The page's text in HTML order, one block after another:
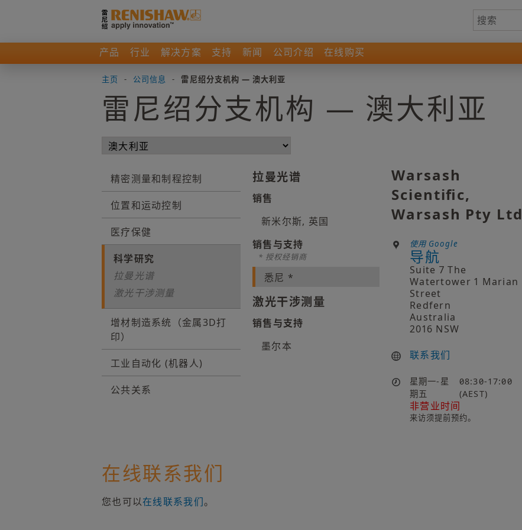
产品 行业 解决方案 支持 新闻 公司介绍 在线购买
主页 - 公司信息 - 雷尼绍分支机构 — 澳大利亚
雷尼绍分支机构 — 澳大利亚
精密测量和制程控制
位置和运动控制
医疗保健
科学研究
拉曼光谱
激光干涉测量
增材制造系统（金属3D打
印）
工业自动化 (机器人)
公共关系
拉曼光谱
销售
新米尔斯, 英国
销售与支持
* 授权经销商
悉尼 *
激光干涉测量
销售与支持
墨尔本
Warsash
Scientific,
Warsash Pty Ltd
使用 Google
导航
Suite 7 The
Watertower 1 Marian
Street
Redfern
Australia
2016 NSW
联系我们
星期一-星
期五
08:30-17:00
(AEST)
非营业时间
来访须提前预约。
在线联系我们
您也可以在线联系我们。